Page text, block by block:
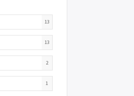
13
13
2
1